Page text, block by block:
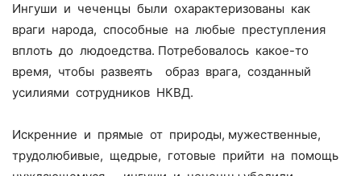
Ингуши и чеченцы были охарактеризованы как
враги народа, способные на любые преступления
вплоть до людоедства. Потребовалось какое-то
время, чтобы развеять образ врага, созданный
усилиями сотрудников НКВД.
Искренние и прямые от природы, мужественные,
трудолюбивые, щедрые, готовые прийти на помощь